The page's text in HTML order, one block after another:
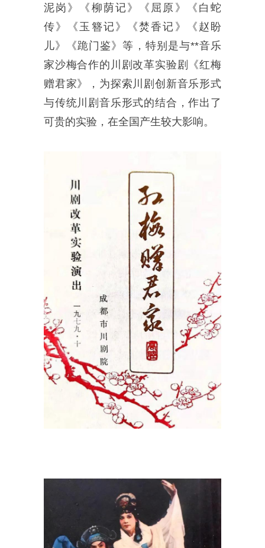
泥岗》《柳荫记》《屈原》《白蛇
传》《玉簪记》《焚香记》《赵盼
儿》《跪门鉴》等，特别是与**音乐
家沙梅合作的川剧改革实验剧《红梅
赠君家》，为探索川剧创新音乐形式
与传统川剧音乐形式的结合，作出了
可贵的实验，在全国产生较大影响。